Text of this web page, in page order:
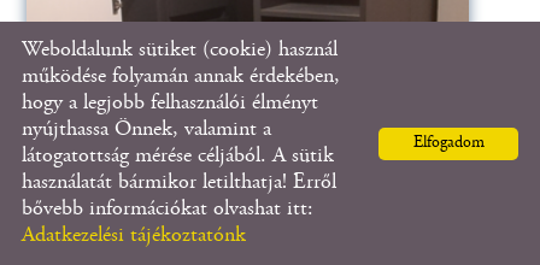
Elfogadom
Weboldalunk sütiket (cookie) használ
működése folyamán annak érdekében,
hogy a legjobb felhasználói élményt
nyújthassa Önnek, valamint a
látogatottság mérése céljából. A sütik
használatát bármikor letilthatja! Erről
bővebb információkat olvashat itt:
Adatkezelési tájékoztatónk